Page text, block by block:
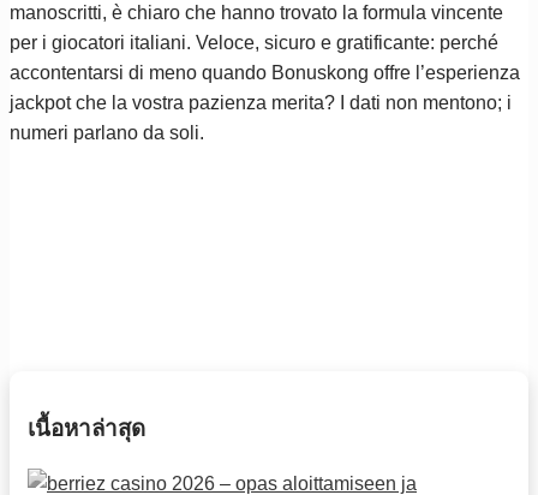
manoscritti, è chiaro che hanno trovato la formula vincente
per i giocatori italiani. Veloce, sicuro e gratificante: perché
accontentarsi di meno quando Bonuskong offre l’esperienza
jackpot che la vostra pazienza merita? I dati non mentono; i
numeri parlano da soli.
เนื้อหาล่าสุด